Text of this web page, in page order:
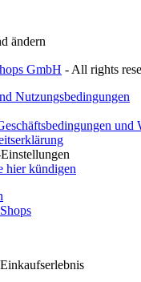
ändern
GmbH - All rights
Nutzungsbedingungen
und
hier kündigen